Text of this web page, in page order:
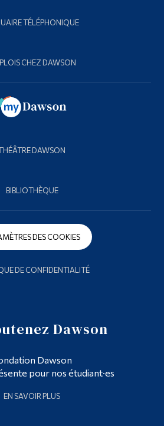
TÉLÉPHONIQUE
CHEZ DAWSON
DAWSON
BIBLIOTHÈQUE
DES COOKIES
DE CONFIDENTIALITÉ
Dawson
Dawson
pour nos étudiant·es
EN SAVOIR PLUS